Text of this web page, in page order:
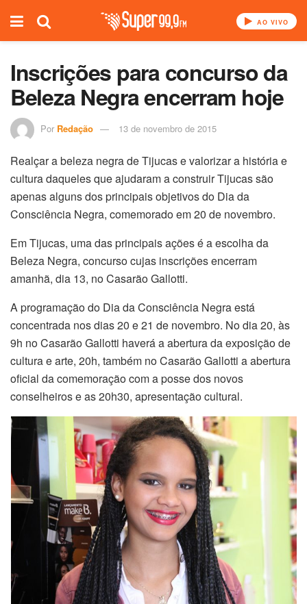
AO VIVO
Inscrições para concurso da
Beleza Negra encerram hoje
Por Redação 13 de novembro de 2015
Realçar a beleza negra de Tijucas e valorizar a história e
cultura daqueles que ajudaram a construir Tijucas são
apenas alguns dos principais objetivos do Dia da
Consciência Negra, comemorado em 20 de novembro.
Em Tijucas, uma das principais ações é a escolha da
Beleza Negra, concurso cujas inscrições encerram
amanhã, dia 13, no Casarão Gallotti.
A programação do Dia da Consciência Negra está
concentrada nos dias 20 e 21 de novembro. No dia 20, às
9h no Casarão Gallotti haverá a abertura da exposição de
cultura e arte, 20h, também no Casarão Gallotti a abertura
oficial da comemoração com a posse dos novos
conselheiros e as 20h30, apresentação cultural.